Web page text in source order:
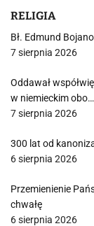
RELIGIA
Bł. Edmund
7 sierpnia 2026
Oddawał
w niemieckim obo…
7 sierpnia 2026
300 lat od
6 sierpnia 2026
Przemienienie
chwałę
6 sierpnia 2026